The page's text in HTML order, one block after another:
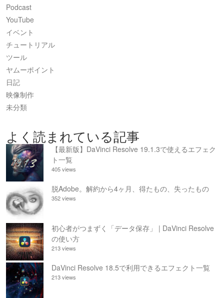
Podcast
YouTube
イベント
チュートリアル
ツール
ヤムーポイント
日記
映像制作
未分類
よく読まれている記事
【最新版】DaVinci Resolve 19.1.3で使えるエフェク
ト一覧
405 views
脱Adobe。解約から4ヶ月、得たもの、失ったもの
352 views
初心者がつまずく「データ保存」 | DaVinci Resolve
の使い方
213 views
DaVinci Resolve 18.5で利用できるエフェクト一覧
213 views